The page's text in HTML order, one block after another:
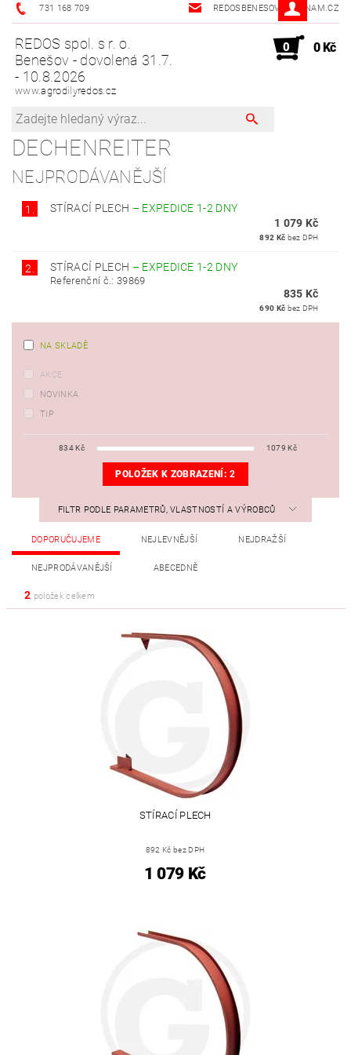
731 168 709 REDOSBENESOV@SEZNAM.CZ
REDOS spol. s r. o.
Benešov - dovolená 31.7.
- 10.8.2026
www.agrodilyredos.cz
0 0 Kč
DECHENREITER
NEJPRODÁVANĚJŠÍ
1. STÍRACÍ PLECH – EXPEDICE 1-2 DNY
1 079 Kč
892 Kč bez DPH
2. STÍRACÍ PLECH – EXPEDICE 1-2 DNY
Referenční č.: 39869
835 Kč
690 Kč bez DPH
NA SKLADĚ
AKCE
NOVINKA
TIP
834Kč 1079 Kč
POLOŽEK K ZOBRAZENÍ:2
FILTR PODLE PARAMETRŮ, VLASTNOSTÍ A VÝROBCŮ
DOPORUČUJEME NEJLEVNĚJŠÍ NEJDRAŽŠÍ
NEJPRODÁVANĚJŠÍ ABECEDNĚ
2 položek celkem
STÍRACÍ PLECH
892 Kč bez DPH
1 079 Kč